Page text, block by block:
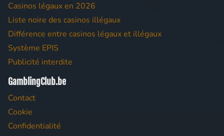
Casinos légaux en 2026
Liste noire des casinos illégaux
Différence entre casinos légaux et illégaux
Système EPIS
Publicité interdite
GamblingClub.be
Contact
Cookie
Confidentialité